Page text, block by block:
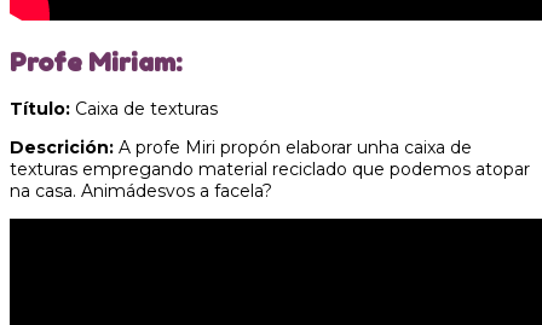
Profe Miriam:
Título: Caixa de texturas
Descrición: A profe Miri propón elaborar unha caixa de
texturas empregando material reciclado que podemos atopar
na casa. Animádesvos a facela?